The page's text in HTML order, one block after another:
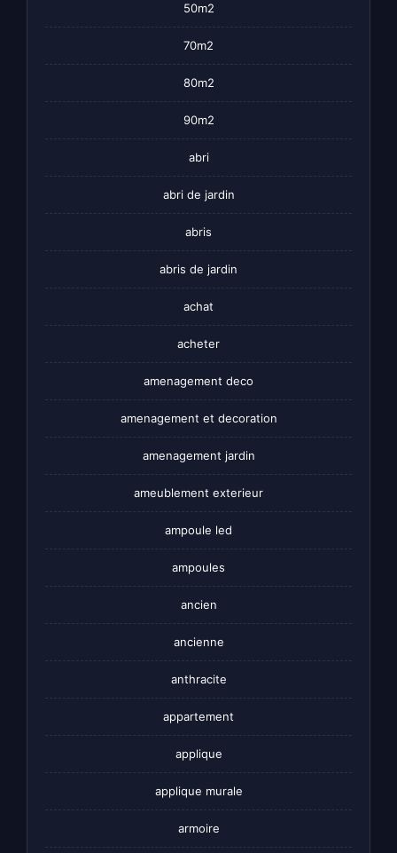
50m2
70m2
80m2
90m2
abri
abri de jardin
abris
abris de jardin
achat
acheter
amenagement deco
amenagement et decoration
amenagement jardin
ameublement exterieur
ampoule led
ampoules
ancien
ancienne
anthracite
appartement
applique
applique murale
armoire